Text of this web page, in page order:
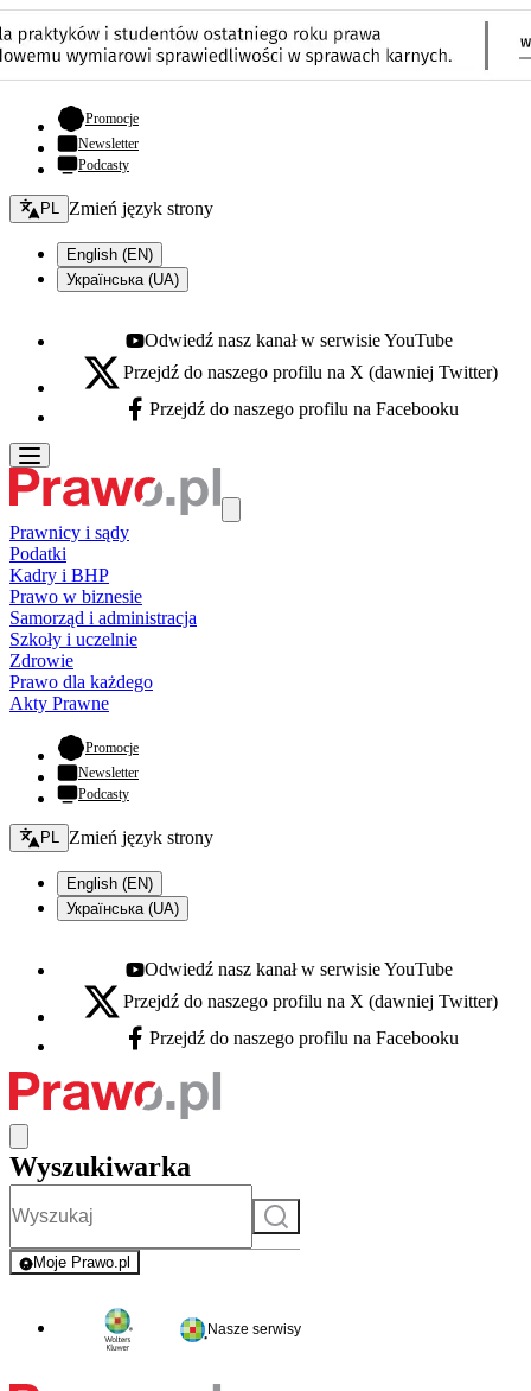
Promocje- otwiera się w nowej karcie
Newsletter
Podcasty
Zmień język - bieżący:
PL Zmień język strony
English (EN)
Українська (UA)
Youtube - otwiera się w nowej karcie
Odwiedź nasz kanał w serwisie YouTube
X - otwiera się w nowej karcie
Przejdź do naszego profilu na X (dawniej Twitter)
Facebook - otwiera się w nowej karcie
Przejdź do naszego profilu na Facebooku
Prawnicy i sądy
Podatki
Kadry i BHP
Prawo w biznesie
Samorząd i administracja
Szkoły i uczelnie
Zdrowie
Prawo dla każdego
Akty Prawne
Promocje- otwiera się w nowej karcie
Newsletter
Podcasty
Zmień język - bieżący:
PL Zmień język strony
English (EN)
Українська (UA)
Youtube - otwiera się w nowej karcie
Odwiedź nasz kanał w serwisie YouTube
X - otwiera się w nowej karcie
Przejdź do naszego profilu na X (dawniej Twitter)
Facebook - otwiera się w nowej karcie
Przejdź do naszego profilu na Facebooku
Wyszukiwarka
Szukaj
Moje Prawo.pl
- rejestracja i logowanie do serwisu
Nasze serwisy